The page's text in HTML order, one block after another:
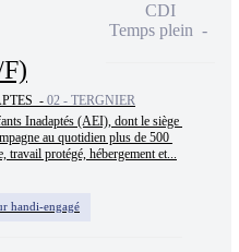
- 02 - TERGNIER
Inadaptés (AEI), dont le siège
au quotidien plus de 500
travail protégé, hébergement et...
handi-engagé
CDI
Temps plein